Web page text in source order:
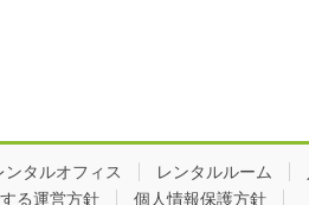
ンタルオフィス レンタルルーム
る運営方針 個人情報保護方針